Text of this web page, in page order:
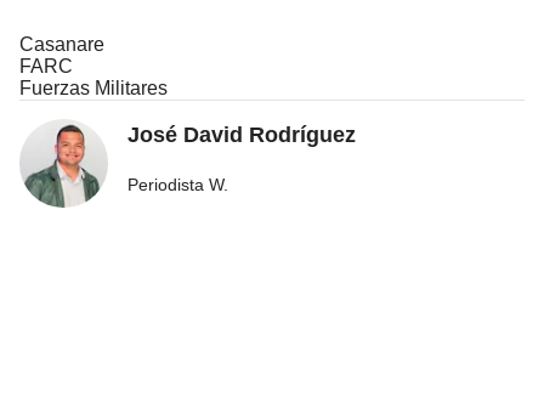
Casanare
FARC
Fuerzas Militares
José David Rodríguez
Periodista W.